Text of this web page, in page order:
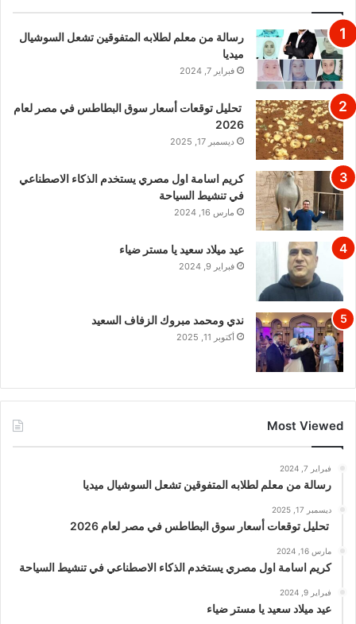
رسالة من معلم لطلابه المتفوقين تشعل السوشيال
ميديا
فبراير 7, 2024
تحليل توقعات أسعار سوق البطاطس في مصر لعام
2026
ديسمبر 17, 2025
كريم اسامة اول مصري يستخدم الذكاء الاصطناعي
في تنشيط السياحة
مارس 16, 2024
عيد ميلاد سعيد يا مستر ضياء
فبراير 9, 2024
ندي ومحمد مبروك الزفاف السعيد
أكتوبر 11, 2025
Most Viewed
فبراير 7, 2024
رسالة من معلم لطلابه المتفوقين تشعل السوشيال ميديا
ديسمبر 17, 2025
تحليل توقعات أسعار سوق البطاطس في مصر لعام 2026
مارس 16, 2024
كريم اسامة اول مصري يستخدم الذكاء الاصطناعي في تنشيط السياحة
فبراير 9, 2024
عيد ميلاد سعيد يا مستر ضياء